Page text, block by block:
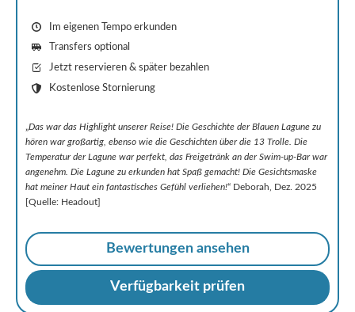
Im eigenen Tempo erkunden
Transfers optional
Jetzt reservieren & später bezahlen
Kostenlose Stornierung
„Das war das Highlight unserer Reise! Die Geschichte der Blauen Lagune zu
hören war großartig, ebenso wie die Geschichten über die 13 Trolle. Die
Temperatur der Lagune war perfekt, das Freigetränk an der Swim-up-Bar war
angenehm. Die Lagune zu erkunden hat Spaß gemacht! Die Gesichtsmaske
hat meiner Haut ein fantastisches Gefühl verliehen!“ Deborah, Dez. 2025
[Quelle: Headout]
Bewertungen ansehen
Verfügbarkeit prüfen